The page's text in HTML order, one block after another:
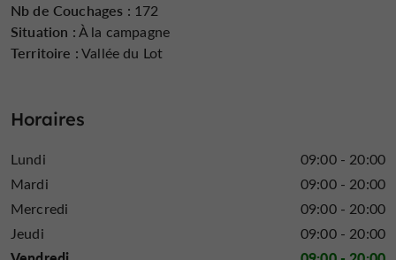
Location de draps
Ouvert 7 jours sur
7
Nb de Couchages : 172
Situation :À la campagne
Territoire :Vallée du Lot
Horaires
Lundi
09:00 - 20:00
Mardi
09:00 - 20:00
Mercredi
09:00 - 20:00
Jeudi
09:00 - 20:00